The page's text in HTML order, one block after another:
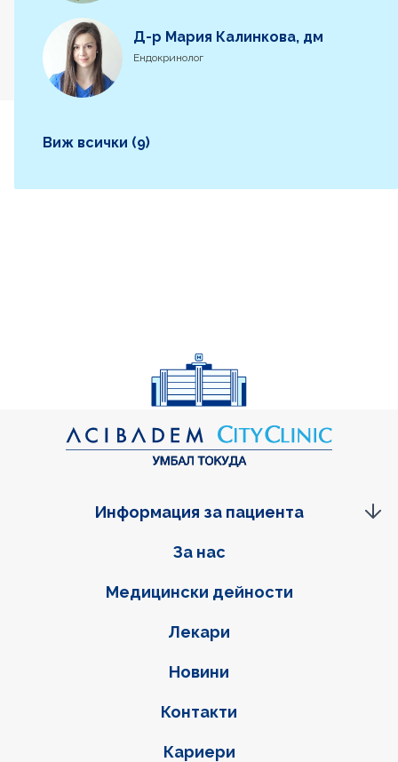
Д-р Мария Калинкова, дм
Ендокринолог
Виж всички (9)
Фуутер навигация
За нас
Медицински дейности
Лекари
Новини
Контакти
Кариери
Информация за пациента